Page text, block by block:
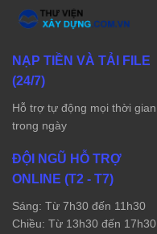
NẠP TIỀN VÀ TẢI FILE
(24/7)
Hỗ trợ tự động mọi thời gian
trong ngày
ĐỘI NGŨ HỖ TRỢ
ONLINE (T2 - T7)
Sáng: Từ 7h30 đến 11h30
Chiều: Từ 13h30 đến 17h30